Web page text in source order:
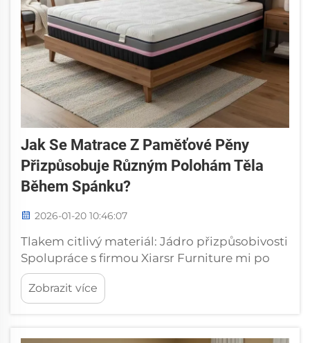
Jak Se Matrace Z Paměťové Pěny
Přizpůsobuje Různým Polohám Těla
Během Spánku?
2026-01-20 10:46:07
Tlakem citlivý materiál: Jádro přizpůsobivosti
Spolupráce s firmou Xiarsr Furniture mi po
mnoho let umožnila sledovat na vlastní oči,
jak matrace z paměťové pěny vynikají v
přizpůsobení se různým spánkovým pozicím.
Zobrazit více